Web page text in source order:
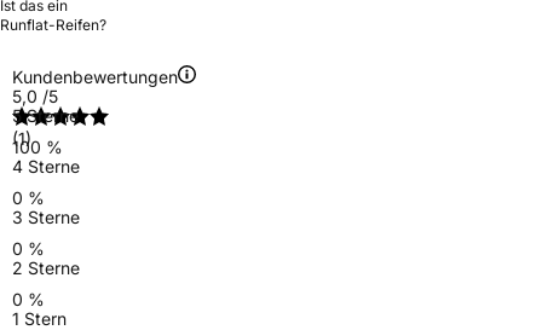
Ist das ein
Runflat-Reifen?
Kundenbewertungen
5,0 /5
(1)
5 Sterne
100 %
4 Sterne
0 %
3 Sterne
0 %
2 Sterne
0 %
1 Stern